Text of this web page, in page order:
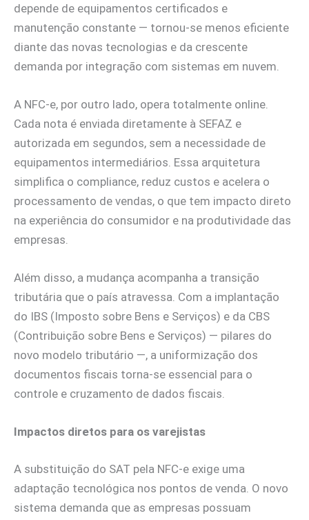
depende de equipamentos certificados e
manutenção constante — tornou-se menos eficiente
diante das novas tecnologias e da crescente
demanda por integração com sistemas em nuvem.
A NFC-e, por outro lado, opera totalmente online.
Cada nota é enviada diretamente à SEFAZ e
autorizada em segundos, sem a necessidade de
equipamentos intermediários. Essa arquitetura
simplifica o compliance, reduz custos e acelera o
processamento de vendas, o que tem impacto direto
na experiência do consumidor e na produtividade das
empresas.
Além disso, a mudança acompanha a transição
tributária que o país atravessa. Com a implantação
do IBS (Imposto sobre Bens e Serviços) e da CBS
(Contribuição sobre Bens e Serviços) — pilares do
novo modelo tributário —, a uniformização dos
documentos fiscais torna-se essencial para o
controle e cruzamento de dados fiscais.
Impactos diretos para os varejistas
A substituição do SAT pela NFC-e exige uma
adaptação tecnológica nos pontos de venda. O novo
sistema demanda que as empresas possuam